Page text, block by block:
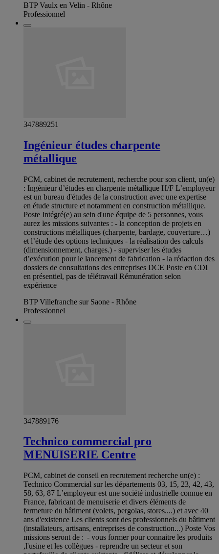
BTP Vaulx en Velin - Rhône
Professionnel
347889251
Ingénieur études charpente
métallique
PCM, cabinet de recrutement, recherche pour son client, un(e)
: Ingénieur d’études en charpente métallique H/F L’employeur
est un bureau d'études de la construction avec une expertise
en étude structure et notamment en construction métallique.
Poste Intégré(e) au sein d'une équipe de 5 personnes, vous
aurez les missions suivantes : - la conception de projets en
constructions métalliques (charpente, bardage, couverture…)
et l’étude des options techniques - la réalisation des calculs
(dimensionnement, charges.) - superviser les études
d’exécution pour le lancement de fabrication - la rédaction des
dossiers de consultations des entreprises DCE Poste en CDI
en présentiel, pas de télétravail Rémunération selon
expérience
BTP Villefranche sur Saone - Rhône
Professionnel
347889176
Technico commercial pro
MENUISERIE Centre
PCM, cabinet de conseil en recrutement recherche un(e) :
Technico Commercial sur les départements 03, 15, 23, 42, 43,
58, 63, 87 L’employeur est une société industrielle connue en
France, fabricant de menuiserie et divers éléments de
fermeture du bâtiment (volets, pergolas, stores....) et avec 40
ans d'existence Les clients sont des professionnels du bâtiment
(installateurs, artisans, entreprises de construction...) Poste Vos
missions seront de : - vous former pour connaitre les produits
,l'usine et les collègues - reprendre un secteur et son